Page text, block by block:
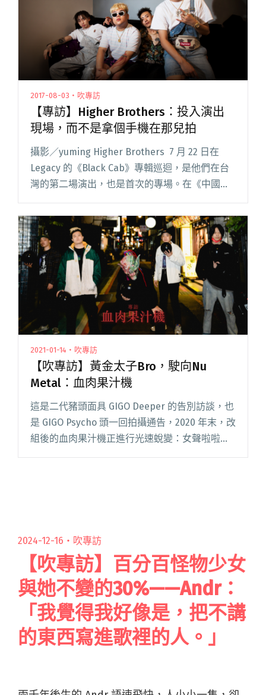
2017-08-03・吹專訪
【專訪】Higher Brothers：投入演出
現場，而不是拿個手機在那兒拍
攝影／yuming Higher Brothers 7 月 22 日在
Legacy 的《Black Cab》專輯巡迴，是他們在台
灣的第二場演出，也是首次的專場。在《中國有
嘻哈》選秀節目的推波助瀾，台灣近期跟著燃起
了一股饒舌風潮，High閱讀全文 "【專訪】
Higher Brothers：投入演出現場，而不是拿個手
機在那兒拍"
2021-01-14・吹專訪
【吹專訪】黃金太子Bro，駛向Nu
Metal：血肉果汁機
這是二代豬頭面具 GIGO Deeper 的告別訪談，也
是 GIGO Psycho 頭一回拍攝通告，2020 年末，改
組後的血肉果汁機正進行光速蛻變：女聲啦啦隊
替你加油，〈Golden 太子 Bro〉大唱台中驕傲，
2024-12-16・ 吹專訪
【吹專訪】百分百怪物少女
與她不變的30%——Andr：
「我覺得我好像是，把不講
的東西寫進歌裡的人。」